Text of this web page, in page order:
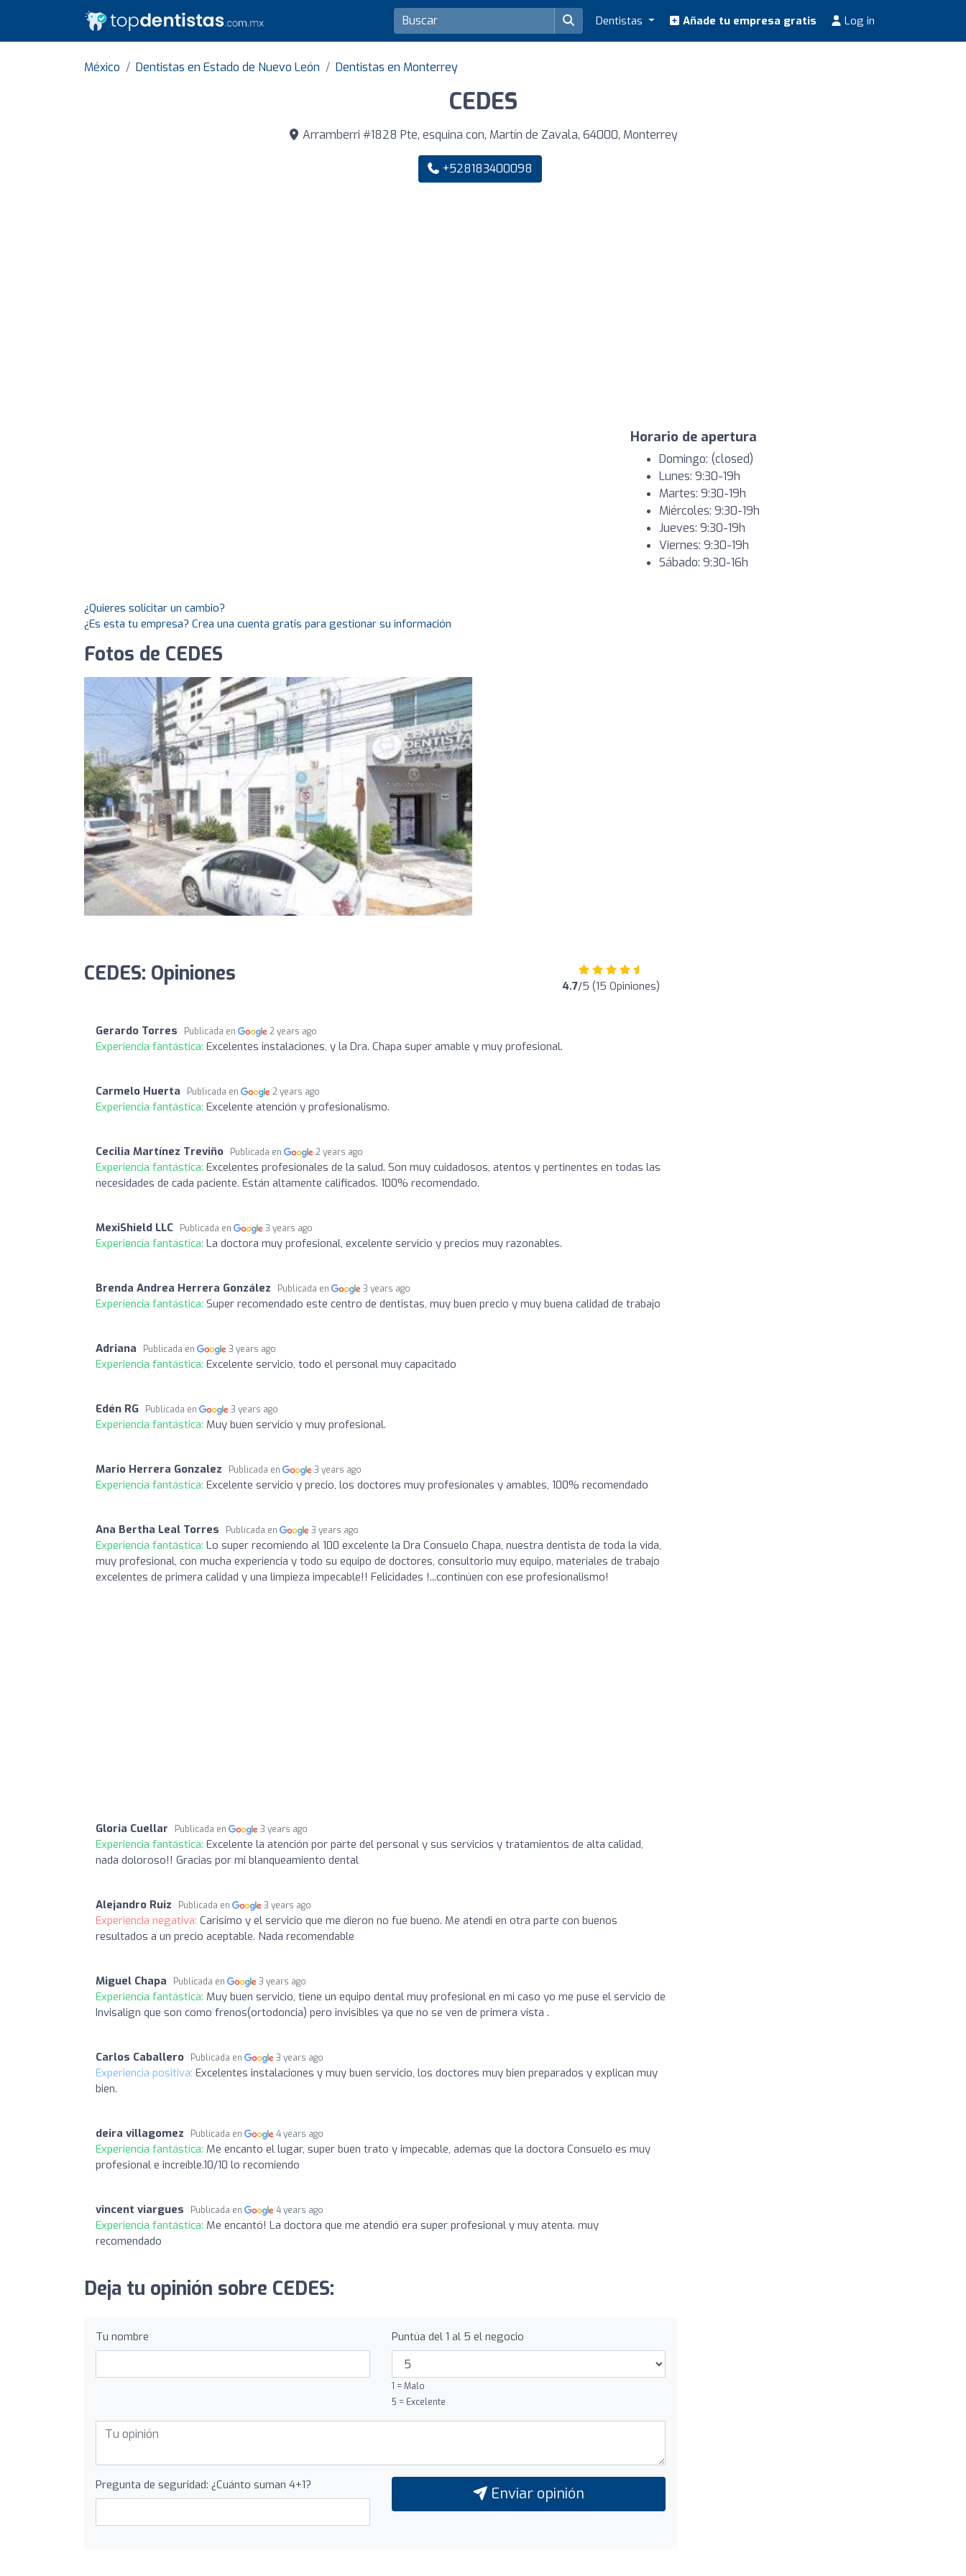
Dentistas Añade tu empresa gratis Log in
México Dentistas en Estado de Nuevo León Dentistas en Monterrey
CEDES
Arramberri #1828 Pte, esquina con, Martín de Zavala, 64000, Monterrey
+528183400098
Horario de apertura
Domingo: (closed)
Lunes: 9:30-19h
Martes: 9:30-19h
Miércoles: 9:30-19h
Jueves: 9:30-19h
Viernes: 9:30-19h
Sábado: 9:30-16h
¿Quieres solicitar un cambio?
¿Es esta tu empresa? Crea una cuenta gratis para gestionar su información
Fotos de CEDES
CEDES: Opiniones 4.7/5 (15 Opiniones)
Gerardo Torres Publicada en 2 years ago
Experiencia fantástica: Excelentes instalaciones, y la Dra. Chapa super amable y muy profesional.
Carmelo Huerta Publicada en 2 years ago
Experiencia fantástica: Excelente atención y profesionalismo.
Cecilia Martínez Treviño Publicada en 2 years ago
Experiencia fantástica: Excelentes profesionales de la salud. Son muy cuidadosos, atentos y pertinentes en todas las
necesidades de cada paciente. Están altamente calificados. 100% recomendado.
MexiShield LLC Publicada en 3 years ago
Experiencia fantástica: La doctora muy profesional, excelente servicio y precios muy razonables.
Brenda Andrea Herrera González Publicada en 3 years ago
Experiencia fantástica: Super recomendado este centro de dentistas, muy buen precio y muy buena calidad de trabajo
Adriana Publicada en 3 years ago
Experiencia fantástica: Excelente servicio, todo el personal muy capacitado
Edén RG Publicada en 3 years ago
Experiencia fantástica: Muy buen servicio y muy profesional.
Mario Herrera Gonzalez Publicada en 3 years ago
Experiencia fantástica: Excelente servicio y precio, los doctores muy profesionales y amables, 100% recomendado
Ana Bertha Leal Torres Publicada en 3 years ago
Experiencia fantástica: Lo super recomiendo al 100 excelente la Dra Consuelo Chapa, nuestra dentista de toda la vida,
muy profesional, con mucha experiencia y todo su equipo de doctores, consultorio muy equipo, materiales de trabajo
excelentes de primera calidad y una limpieza impecable!! Felicidades !...continúen con ese profesionalismo!
Gloria Cuellar Publicada en 3 years ago
Experiencia fantástica: Excelente la atención por parte del personal y sus servicios y tratamientos de alta calidad,
nada doloroso!! Gracias por mi blanqueamiento dental
Alejandro Ruiz Publicada en 3 years ago
Experiencia negativa: Carisimo y el servicio que me dieron no fue bueno. Me atendi en otra parte con buenos
resultados a un precio aceptable. Nada recomendable
Miguel Chapa Publicada en 3 years ago
Experiencia fantástica: Muy buen servicio, tiene un equipo dental muy profesional en mi caso yo me puse el servicio de
Invisalign que son como frenos(ortodoncia) pero invisibles ya que no se ven de primera vista .
Carlos Caballero Publicada en 3 years ago
Experiencia positiva: Excelentes instalaciones y muy buen servicio, los doctores muy bien preparados y explican muy
bien.
deira villagomez Publicada en 4 years ago
Experiencia fantástica: Me encanto el lugar, super buen trato y impecable, ademas que la doctora Consuelo es muy
profesional e increíble.10/10 lo recomiendo
vincent viargues Publicada en 4 years ago
Experiencia fantástica: Me encantó! La doctora que me atendió era super profesional y muy atenta. muy
recomendado
Deja tu opinión sobre CEDES:
Tu nombre Puntúa del 1 al 5 el negocio
1 = Malo
5 = Excelente
Pregunta de seguridad: ¿Cuánto suman 4+1? Enviar opinión